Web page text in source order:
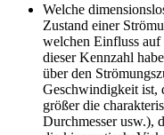
Welche
Zustand einer
welchen Einfluss auf
dieser Kennzahl
über den
Geschwindigkeit ist,
größer die
Durchmesser usw.),